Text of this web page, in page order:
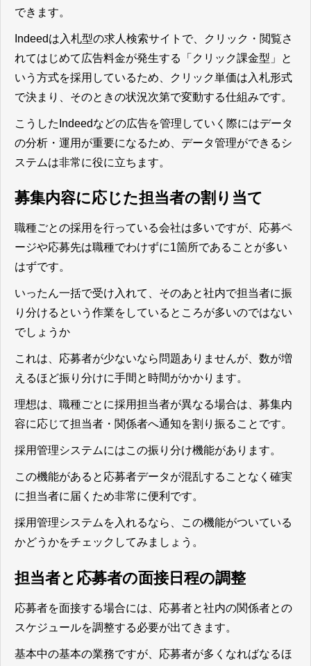
できます。
Indeedは入札型の求人検索サイトで、クリック・閲覧さ
れてはじめて広告料金が発生する「クリック課金型」と
いう方式を採用しているため、クリック単価は入札形式
で決まり、そのときの状況次第で変動する仕組みです。
こうした Indeedなどの広告を管理していく際にはデータ
の分析・運用が重要になるため、データ管理ができるシ
ステムは非常に役に立ちます。
募集内容に応じた担当者の割り当て
職種ごとの採用を行っている会社は多いですが、応募ペ
ージや応募先は職種でわけずに1箇所であることが多い
はずです。
いったん一括で受け入れて、そのあと社内で担当者に振
り分けるという作業をしているところが多いのではない
でしょうか
これは、応募者が少ないなら問題ありませんが、数が増
えるほど振り分けに手間と時間がかかります。
理想は、職種ごとに採用担当者が異なる場合は、募集内
容に応じて担当者・関係者へ通知を割り振ることです。
採用管理システムにはこの振り分け機能があります。
この機能があると 応募者データが混乱することなく確実
に担当者に届くため非常に便利 です。
採用管理システムを入れるなら、この機能がついている
かどうかをチェックしてみましょう。
担当者と応募者の面接日程の調整
応募者を面接する場合には、応募者と社内の関係者との
スケジュールを調整する必要が出てきます。
基本中の基本の業務ですが、応募者が多くなればなるほ